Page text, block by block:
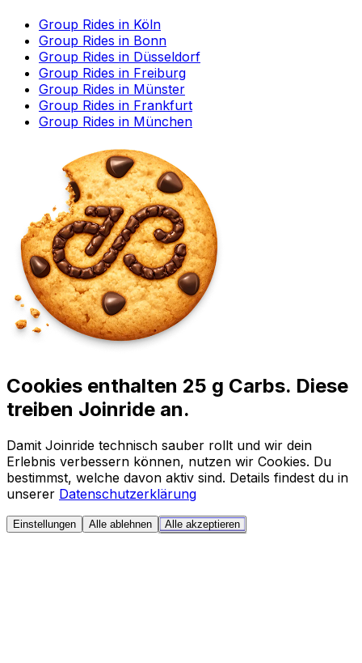
Group Rides in Köln
Group Rides in Bonn
Group Rides in Düsseldorf
Group Rides in Freiburg
Group Rides in Münster
Group Rides in Frankfurt
Group Rides in München
Cookies enthalten 25 g Carbs. Diese
treiben Joinride an.
Damit Joinride technisch sauber rollt und wir dein
Erlebnis verbessern können, nutzen wir Cookies. Du
bestimmst, welche davon aktiv sind. Details findest du in
unserer Datenschutzerklärung
Einstellungen Alle ablehnen Alle akzeptieren